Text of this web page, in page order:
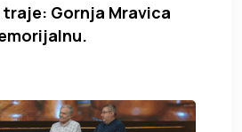
Gornja Mravica